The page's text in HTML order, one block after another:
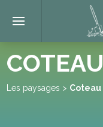
COTEAU
Les paysages > Coteau